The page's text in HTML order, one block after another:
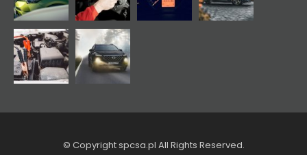
© Copyright spcsa.pl All Rights Reserved.